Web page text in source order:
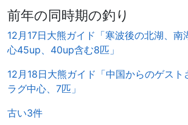
前年の同時期の釣り
12月17日大熊ガイド「寒波後の北湖、南
心45up、40up含む8匹」
12月18日大熊ガイド「中国からのゲスト
ラグ中心、7匹」
古い3件